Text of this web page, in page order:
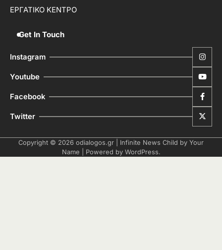
ΕΡΓΑΤΙΚΟ ΚΕΝΤΡΟ
Get In Touch
Instagram
Youtube
Facebook
Twitter
Copyright © 2026 odialogos.gr | Infinite News Child by Your
Name | Powered by WordPress.